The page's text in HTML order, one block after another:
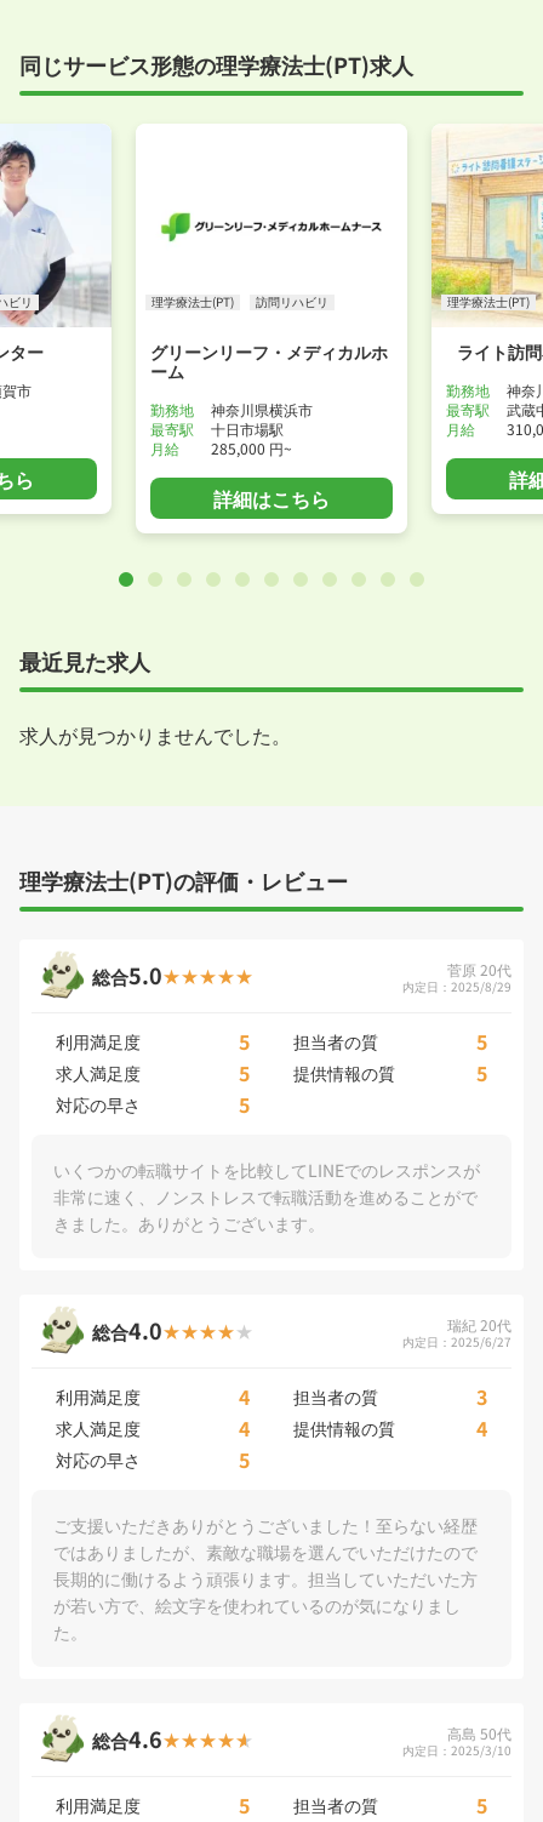
同じサービス形態の理学療法士(PT)求人
ビリ
ター
市
ら
理学療法士(PT) 訪問リハビリ
グリーンリーフ・メディカルホ
ーム
勤務地
神奈川県横浜市
最寄駅
十日市場駅
月給
285,000 円~
詳細はこちら
理学療法士(PT)
ライト訪
勤務地
神奈
最寄駅
武蔵
月給
詳
最近見た求人
求人が見つかりませんでした。
理学療法士(PT)の評価・レビュー
総合5.0 菅原 20代
内定日：2025/8/29
利用満足度 5 担当者の質 5
求人満足度 5 提供情報の質 5
対応の早さ 5
いくつかの転職サイトを比較してLINEでのレスポンスが
非常に速く、ノンストレスで転職活動を進めることがで
きました。ありがとうございます。
総合4.0 瑞紀 20代
内定日：2025/6/27
利用満足度 4 担当者の質 3
求人満足度 4 提供情報の質 4
対応の早さ 5
ご支援いただきありがとうございました！至らない経歴
ではありましたが、素敵な職場を選んでいただけたので
長期的に働けるよう頑張ります。担当していただいた方
が若い方で、絵文字を使われているのが気になりまし
た。
総合4.6 高島 50代
内定日：2025/3/10
利用満足度 5 担当者の質 5